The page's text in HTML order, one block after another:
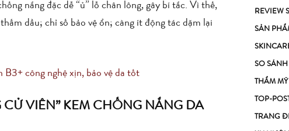
nắng đặc dễ “ủ” lỗ chân lông, gây bí tắc. Vì thế,
dầu; chỉ số bảo vệ ổn; càng ít động tác dặm lại
B3+ công nghệ xịn, bảo vệ da tốt
VIÊN” KEM CHỐNG NẮNG DA
REVIEW
SẢN
SO
THẨM MỸ
TOP-
TRANG